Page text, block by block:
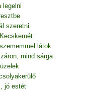
legelni
szeretni
látok
mind sárga
jó estét